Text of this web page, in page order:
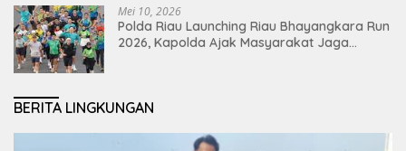
Mei 10, 2026
Polda Riau Launching Riau Bhayangkara Run
2026, Kapolda Ajak Masyarakat Jaga
BERITA LINGKUNGAN